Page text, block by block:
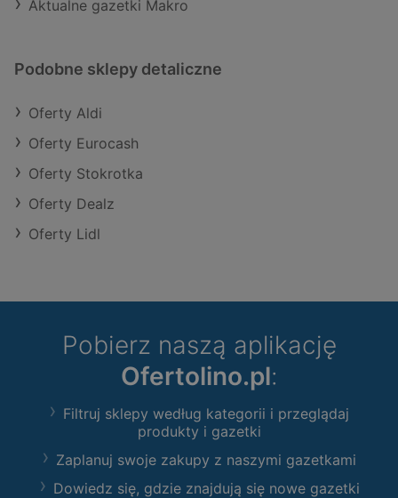
Aktualne gazetki Makro
Podobne sklepy detaliczne
Oferty Aldi
Oferty Eurocash
Oferty Stokrotka
Oferty Dealz
Oferty Lidl
Pobierz naszą aplikację
Ofertolino.pl:
Filtruj sklepy według kategorii i przeglądaj
produkty i gazetki
Zaplanuj swoje zakupy z naszymi gazetkami
Dowiedz się, gdzie znajdują się nowe gazetki